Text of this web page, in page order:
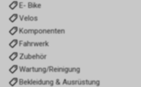
E- Bike
Velos
Komponenten
Fahrwerk
Zubehör
Wartung/Reinigung
Bekleidung & Ausrüstung